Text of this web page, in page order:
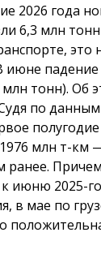
2026 года
6,3 млн тонн
это
июне
млн тонн). Об
по данным
млн т-км
ранее.
к июню 2025-
в мае по